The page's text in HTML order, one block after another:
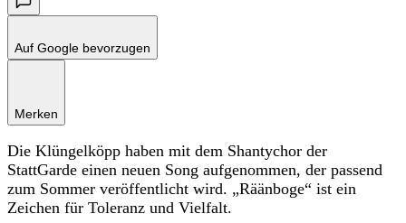
Auf Google bevorzugen
Merken
Die Klüngelköpp haben mit dem Shantychor der
StattGarde einen neuen Song aufgenommen, der passend
zum Sommer veröffentlicht wird. „Räänboge“ ist ein
Zeichen für Toleranz und Vielfalt.